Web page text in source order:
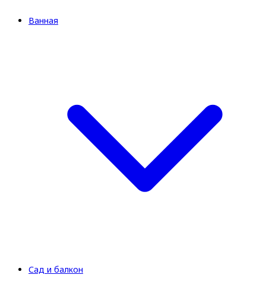
Ванная
Сад и балкон